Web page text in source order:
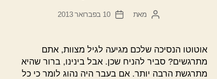
המחבר
מאת
תאריך
10 בפברואר 2013
אוטוטו הנסיכה שלכם מגיעה לגיל מצוות, אתם
מתרגשים? סביר להניח שכן. אבל בינינו, ברור שהיא
מתרגשת הרבה יותר. אם בעבר היה נהוג לומר כי כל